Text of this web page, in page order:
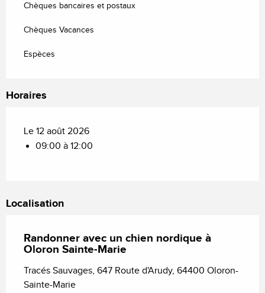
Chèques bancaires et postaux
Chèques Vacances
Espèces
Horaires
Le 12 août 2026
09:00 à 12:00
Localisation
Randonner avec un chien nordique à
Oloron Sainte-Marie
Tracés Sauvages, 647 Route d'Arudy, 64400 Oloron-
Sainte-Marie